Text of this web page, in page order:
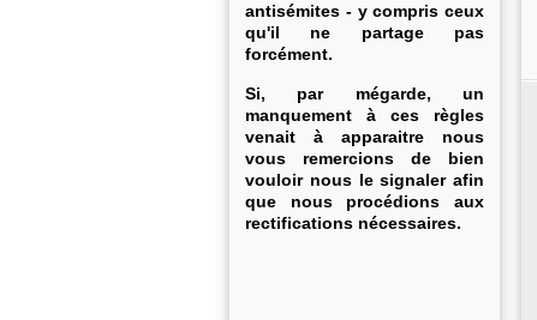
antisémites - y compris ceux
qu'il ne partage pas
forcément.
Si, par mégarde, un
manquement à ces règles
venait à apparaitre nous
vous remercions de bien
vouloir nous le signaler afin
que nous procédions aux
rectifications nécessaires.